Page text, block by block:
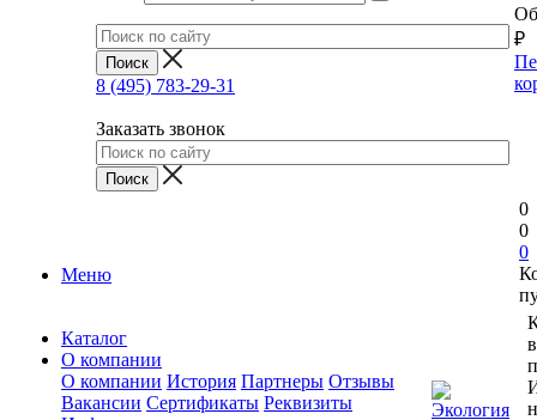
8 (495) 783-29-31
Заказать звонок
₽
Меню
Каталог
О компании
О компании История Партнеры Отзывы
Вакансии Сертификаты Реквизиты
0
0
0